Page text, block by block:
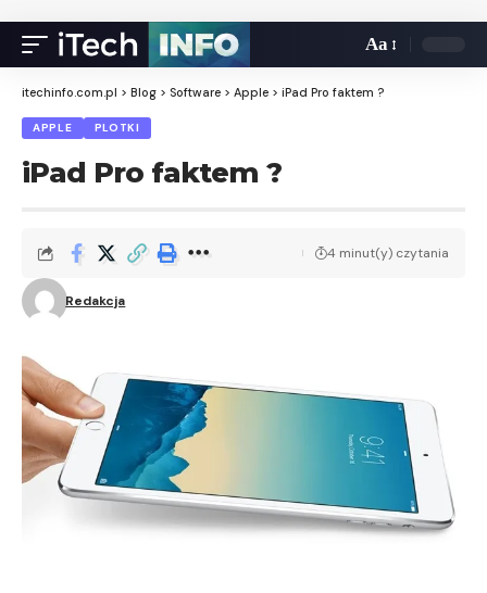
Aa
itechinfo.com.pl > Blog > Software > Apple > iPad Pro faktem ?
APPLE PLOTKI
iPad Pro faktem ?
Redakcja
4 minut(y) czytania